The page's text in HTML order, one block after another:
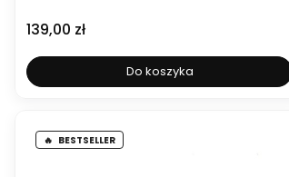
Cena
139,00 zł
Do koszyka
BESTSELLER